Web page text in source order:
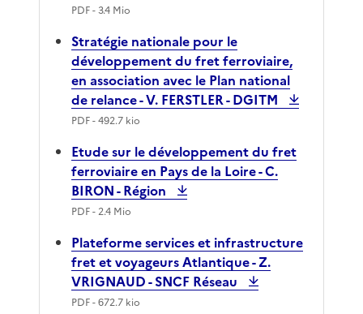
PDF- 3.4 Mio
Stratégie nationale pour le
développement du fret ferroviaire,
en association avec le Plan national
de relance - V. FERSTLER - DGITM
PDF- 492.7 kio
Etude sur le développement du fret
ferroviaire en Pays de la Loire - C.
BIRON - Région
PDF- 2.4 Mio
Plateforme services et infrastructure
fret et voyageurs Atlantique - Z.
VRIGNAUD - SNCF Réseau
PDF- 672.7 kio